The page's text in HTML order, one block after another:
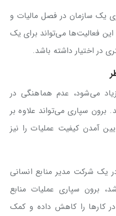
یک سازمان در فصل مالیات و
فعالیت‌ها می‌تواند برای یک
در اختیار داشته باشد.
می‌شود، عدم هماهنگی در
برون سپاری می‌تواند علاوه بر
آمدن کیفیت عملیات را نیز
یک شرکت مدیر منابع انسانی
برون سپاری عملیات منابع
کارها را کاهش داده و کمک